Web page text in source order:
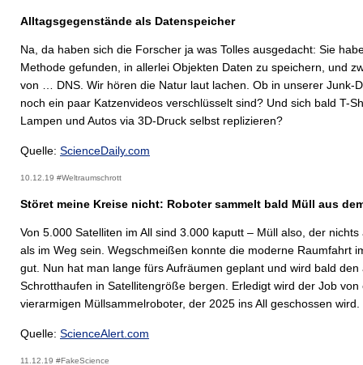
Alltagsgegenstände als Datenspeicher
Na, da haben sich die Forscher ja was Tolles ausgedacht: Sie
Methode gefunden, in allerlei Objekten Daten zu speichern, und
von … DNS. Wir hören die Natur laut lachen. Ob in unserer Junk-
noch ein paar Katzenvideos verschlüsselt sind? Und sich bald T-
Lampen und Autos via 3D-Druck selbst replizieren?
Quelle: ScienceDaily.com
10.12.19 #Weltraumschrott
Störet meine Kreise nicht: Roboter sammelt bald Müll aus
Von 5.000 Satelliten im All sind 3.000 kaputt – Müll also, der
als im Weg sein. Wegschmeißen konnte die moderne Raumfahrt
gut. Nun hat man lange fürs Aufräumen geplant und wird bald den
Schrotthaufen in Satellitengröße bergen. Erledigt wird der Job von
vierarmigen Müllsammelroboter, der 2025 ins All geschossen wird.
Quelle: ScienceAlert.com
11.12.19 #FakeScience